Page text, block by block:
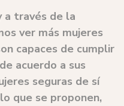
a través de la
ver más mujeres
capaces de cumplir
acuerdo a sus
seguras de sí
que se proponen,